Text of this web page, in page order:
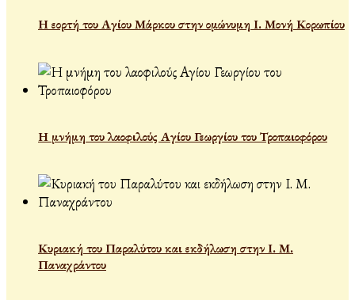
Η εορτή του Αγίου Μάρκου στην ομώνυμη Ι. Μονή Κορωπίου
Η μνήμη του λαοφιλούς Αγίου Γεωργίου του Τροπαιοφόρου
Κυριακή του Παραλύτου και εκδήλωση στην Ι. Μ.
Παναχράντου